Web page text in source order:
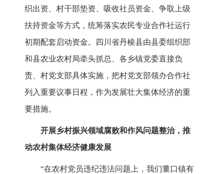
织出资、村干部垫资、吸收社员资金、争取上级
扶持资金等方式，统筹落实农民专业合作社运行
初期配套启动资金。四川省丹棱县由县委组织部
和县农业农村局牵头抓总、各乡镇党委直接负
责、村党支部具体实施，把村党支部领办合作社
列入重要议事日程，作为发展壮大集体经济的重
要措施。
开展乡村振兴领域腐败和作风问题整治，推
动农村集体经济健康发展
“在农村党员违纪违法问题上，我们董口镇有